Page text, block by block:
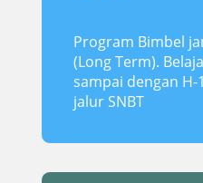
Program Bimbel
(Long Term).
sampai dengan H-
jalur SNBT